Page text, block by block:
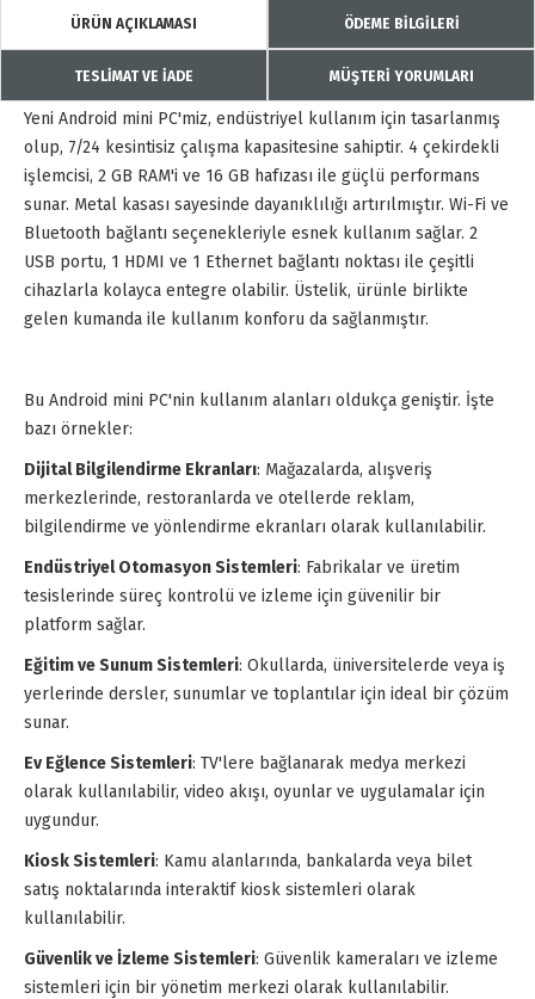
ÜRÜN AÇIKLAMASI ÖDEME BİLGİLERİ
TESLİMAT VE İADE MÜŞTERİ YORUMLARI
Yeni Android mini PC'miz, endüstriyel kullanım için tasarlanmış
olup, 7/24 kesintisiz çalışma kapasitesine sahiptir. 4 çekirdekli
işlemcisi, 2 GB RAM'i ve 16 GB hafızası ile güçlü performans
sunar. Metal kasası sayesinde dayanıklılığı artırılmıştır. Wi-Fi ve
Bluetooth bağlantı seçenekleriyle esnek kullanım sağlar. 2
USB portu, 1 HDMI ve 1 Ethernet bağlantı noktası ile çeşitli
cihazlarla kolayca entegre olabilir. Üstelik, ürünle birlikte
gelen kumanda ile kullanım konforu da sağlanmıştır.
Bu Android mini PC'nin kullanım alanları oldukça geniştir. İşte
bazı örnekler:
Dijital Bilgilendirme Ekranları: Mağazalarda, alışveriş
merkezlerinde, restoranlarda ve otellerde reklam,
bilgilendirme ve yönlendirme ekranları olarak kullanılabilir.
Endüstriyel Otomasyon Sistemleri: Fabrikalar ve üretim
tesislerinde süreç kontrolü ve izleme için güvenilir bir
platform sağlar.
Eğitim ve Sunum Sistemleri: Okullarda, üniversitelerde veya iş
yerlerinde dersler, sunumlar ve toplantılar için ideal bir çözüm
sunar.
Ev Eğlence Sistemleri: TV'lere bağlanarak medya merkezi
olarak kullanılabilir, video akışı, oyunlar ve uygulamalar için
uygundur.
Kiosk Sistemleri: Kamu alanlarında, bankalarda veya bilet
satış noktalarında interaktif kiosk sistemleri olarak
kullanılabilir.
Güvenlik ve İzleme Sistemleri: Güvenlik kameraları ve izleme
sistemleri için bir yönetim merkezi olarak kullanılabilir.